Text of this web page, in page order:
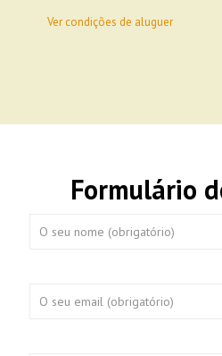
Ver condições de aluguer
Formulário